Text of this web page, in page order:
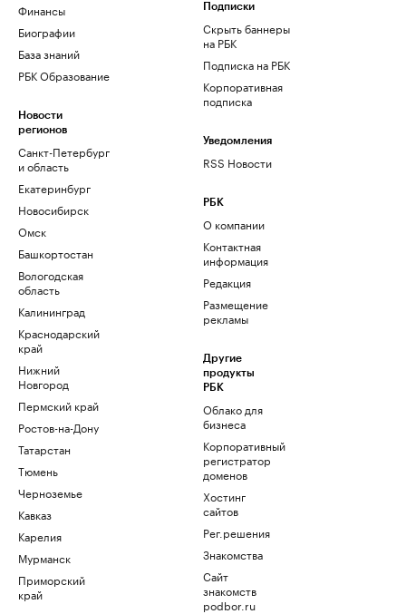
Финансы
Биографии
База знаний
РБК Образование
Новости
регионов
Санкт-Петербург
и область
Екатеринбург
Новосибирск
Омск
Башкортостан
Вологодская
область
Калининград
Краснодарский
край
Нижний
Новгород
Пермский край
Ростов-на-Дону
Татарстан
Тюмень
Черноземье
Кавказ
Карелия
Мурманск
Приморский
край
Подписки
Скрыть баннеры
на РБК
Подписка на РБК
Корпоративная
подписка
Уведомления
RSS Новости
РБК
О компании
Контактная
информация
Редакция
Размещение
рекламы
Другие
продукты
РБК
Облако для
бизнеса
Корпоративный
регистратор
доменов
Хостинг
сайтов
Рег.решения
Знакомства
Сайт
знакомств
podbor.ru